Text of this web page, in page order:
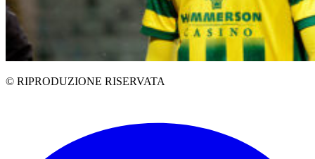
© RIPRODUZIONE RISERVATA